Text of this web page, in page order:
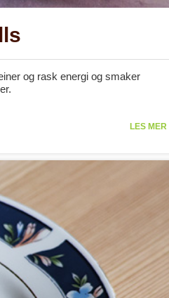
og rask energi og smaker
LES MER